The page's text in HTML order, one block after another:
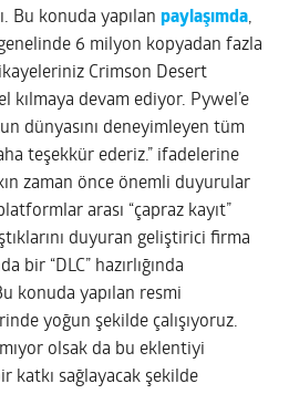
Bu konuda yapılanpaylaşımda,
6 milyon kopyadan fazla
Crimson Desert
kılmaya devam ediyor. Pywel’e
dünyasını deneyimleyen tüm
teşekkür ederiz.” ifadelerine
zaman önce önemli duyurular
arası “çapraz kayıt”
duyuran geliştirici firma
bir “DLC” hazırlığında
konuda yapılan resmi
yoğun şekilde çalışıyoruz.
olsak da bu eklentiyi
katkı sağlayacak şekilde